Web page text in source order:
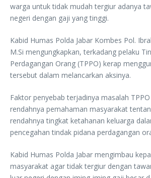
warga untuk tidak mudah tergiur adanya
negeri dengan gaji yang tinggi.
Kabid Humas Polda Jabar Kombes Pol.
M.Si mengungkapkan, terkadang pelaku
Perdagangan Orang (TPPO) kerap
tersebut dalam melancarkan aksinya.
Faktor penyebab terjadinya masalah
rendahnya pemahaman masyarakat
rendahnya tingkat ketahanan keluarga
pencegahan tindak pidana perdagangan
Kabid Humas Polda Jabar mengimbau
masyarakat agar tidak tergiur dengan